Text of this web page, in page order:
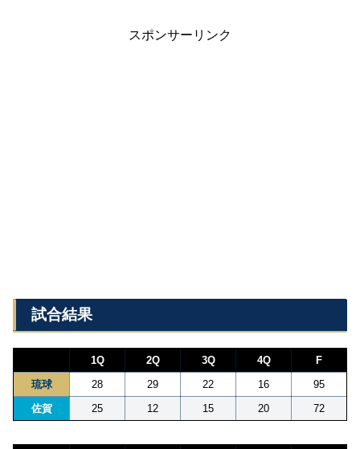
スポンサーリンク
試合結果
1Q 2Q 3Q 4Q
F
琉球
28 29 22 16
95
佐賀
25 12 15 20 72